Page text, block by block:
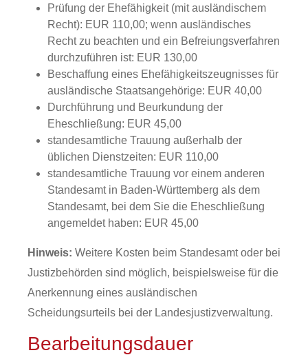
Prüfung der Ehefähigkeit (mit ausländischem
Recht): EUR 110,00; wenn ausländisches
Recht zu beachten und ein Befreiungsverfahren
durchzuführen ist: EUR 130,00
Beschaffung eines Ehefähigkeitszeugnisses für
ausländische Staatsangehörige: EUR 40,00
Durchführung und Beurkundung der
Eheschließung: EUR 45,00
standesamtliche Trauung außerhalb der
üblichen Dienstzeiten: EUR 110,00
standesamtliche Trauung vor einem anderen
Standesamt in Baden-Württemberg als dem
Standesamt, bei dem Sie die Eheschließung
angemeldet haben: EUR 45,00
Hinweis: Weitere Kosten beim Standesamt oder bei
Justizbehörden sind möglich, beispielsweise für die
Anerkennung eines ausländischen
Scheidungsurteils bei der Landesjustizverwaltung.
Bearbeitungsdauer